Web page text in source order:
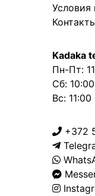
Условия
Kadaka
Пн-Пт:
Сб:
Вс:
+372